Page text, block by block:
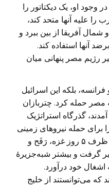
او، یک دیکتاتور را
علیه آنها متحد کند،
شمال آفریقا از بین ببرد و
آنها استفاده کند.
رژیم مصر پنهانی میان
انگلیس و فرانسه، بلکه این اسرائیل
مصر حمله کرد. چتربازان
گذرگاه استراتژیک
برای حمله نیروهای زمینی
خود فراهم آوردند. ارتش اسرائیل ظرف ۵ روز غزه، رَفَح و
گرفت و بیشتر شبه‌جزیرۀ
اشغال خود درآورد.
که می‌توانستند از خلیج